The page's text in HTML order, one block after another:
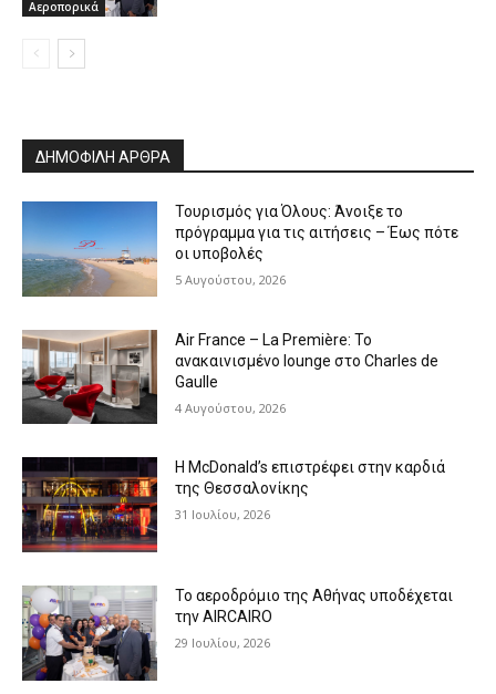
Αεροπορικά
ΔΗΜΟΦΙΛΗ ΑΡΘΡΑ
Τουρισμός για Όλους: Άνοιξε το
πρόγραμμα για τις αιτήσεις – Έως πότε
οι υποβολές
5 Αυγούστου, 2026
Air France – La Première: Το
ανακαινισμένο lounge στο Charles de
Gaulle
4 Αυγούστου, 2026
Η McDonald’s επιστρέφει στην καρδιά
της Θεσσαλονίκης
31 Ιουλίου, 2026
Το αεροδρόμιο της Αθήνας υποδέχεται
την AIRCAIRO
29 Ιουλίου, 2026